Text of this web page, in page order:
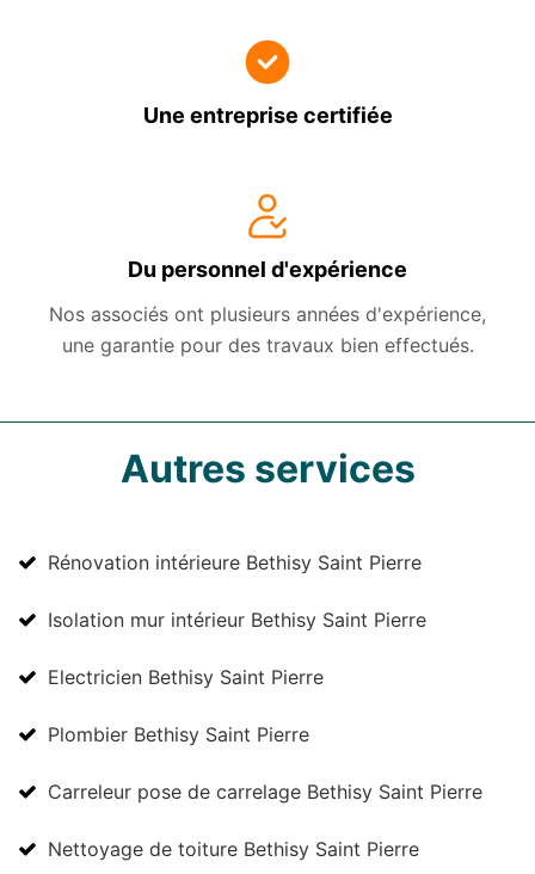
Une entreprise certifiée
Du personnel d'expérience
Nos associés ont plusieurs années d'expérience,
une garantie pour des travaux bien effectués.
Autres services
Rénovation intérieure Bethisy Saint Pierre
Isolation mur intérieur Bethisy Saint Pierre
Electricien Bethisy Saint Pierre
Plombier Bethisy Saint Pierre
Carreleur pose de carrelage Bethisy Saint Pierre
Nettoyage de toiture Bethisy Saint Pierre